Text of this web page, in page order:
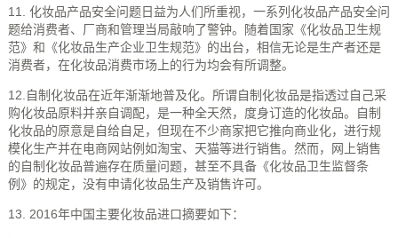
11. 化妆品产品安全问题日益为人们所重视，一系列化妆品产品安全问
题给消费者、厂商和管理当局敲响了警钟。随着国家《化妆品卫生规
范》和《化妆品生产企业卫生规范》的出台，相信无论是生产者还是
消费者，在化妆品消费市场上的行为均会有所调整。
12.自制化妆品在近年渐渐地普及化。所谓自制化妆品是指透过自己采
购化妆品原料并亲自调配，是一种全天然，度身订造的化妆品。自制
化妆品的原意是自给自足，但现在不少商家把它推向商业化，进行规
模化生产并在电商网站例如淘宝、天猫等进行销售。然而，网上销售
的自制化妆品普遍存在质量问题，甚至不具备《化妆品卫生监督条
例》的规定，没有申请化妆品生产及销售许可。
13. 2016年中国主要化妆品进口摘要如下：